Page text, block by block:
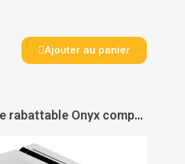
Ajouter au panier
Siège de douche rabattable Onyx compact - AKW